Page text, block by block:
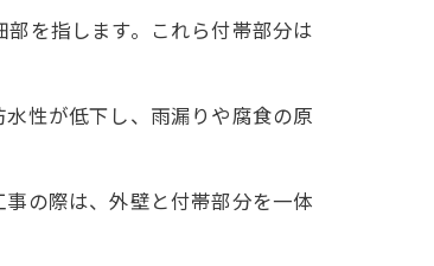
を指します。これら付帯部分は
性が低下し、雨漏りや腐食の原
の際は、外壁と付帯部分を一体